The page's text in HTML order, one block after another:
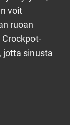
voit
ruoan
jotta sinusta